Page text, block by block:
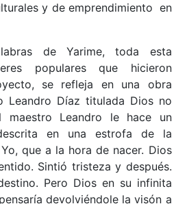
y de emprendimiento en
de Yarime, toda esta
populares que hicieron
se refleja en una obra
Leandro Díaz titulada Dios no
maestro Leandro le hace un
en una estrofa de la
que a la hora de nacer. Dios
Sintió tristeza y después.
Pero Dios en su infinita
devolviéndole la visón a